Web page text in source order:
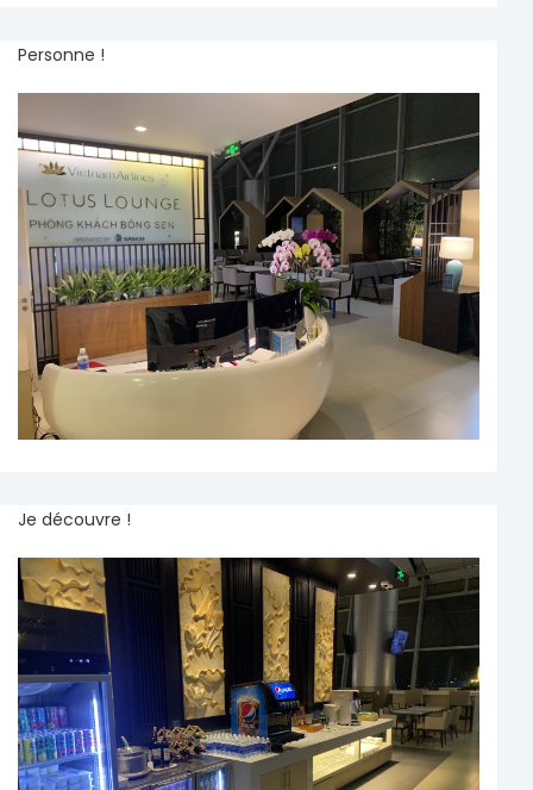
Personne !
Je découvre !